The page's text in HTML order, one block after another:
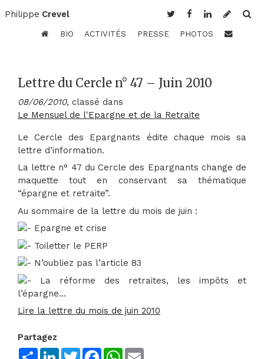
Philippe Crevel
BIO ACTIVITÉS PRESSE PHOTOS
Lettre du Cercle n° 47 – Juin 2010
08/06/2010, classé dans
Le Mensuel de l'Epargne et de la Retraite
Le Cercle des Epargnants édite chaque mois sa
lettre d’information.
La lettre n° 47 du Cercle des Epargnants change de
maquette tout en conservant sa thématique
“épargne et retraite”.
Au sommaire de la lettre du mois de juin :
Epargne et crise
Toiletter le PERP
N’oubliez pas l’article 83
La réforme des retraites, les impôts et
l’épargne…
Lire la lettre du mois de juin 2010
Partagez
ShareLinkedInTwitterFacebookWhatsApp